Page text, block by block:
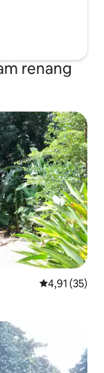
renang
Nilai rata-
4,91 (35)